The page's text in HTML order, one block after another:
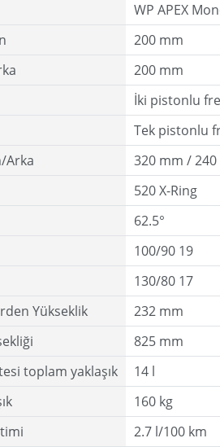
WP APEX
200 mm
200 mm
İki pistonlu
Tek pistonlu
Arka
320 mm /
520 X-Ring
62.5°
100/90 19
130/80 17
Yükseklik
232 mm
825 mm
toplam yaklaşık
14 l
160 kg
2.7 l/100 km